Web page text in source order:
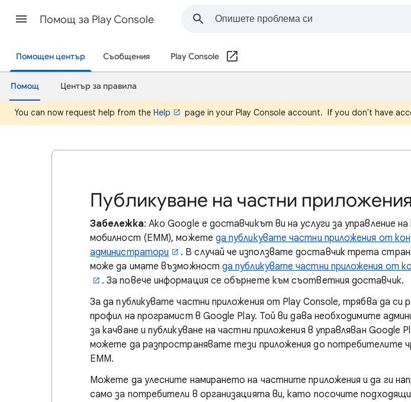
Помощ за Play Console
Помощен център Съобщения Play Console
Помощ Център за правила
You can now request help from the Help page in your Play Console account. If you don't have
Публикуване на частни приложения
Забележка: Ако Google е доставчикът ви на услуги за управление
мобилност (EMM), можете да публикувате частни приложения от
администратори
. В случай че използвате доставчик трета
може да имате възможностда публикувате частни приложения от
. За повече информация се обърнете към съответния доставчик.
За да публикувате частни приложения от Play Console, трябва да си
профил на програмист в Google Play. Той ви дава необходимите
за качване и публикуване на частни приложения в управляван Google
можете да разпространявате тези приложения до потребителите
EMM.
Можете да улесните намирането на частните приложения и да ги
само за потребители в организацията ви, като посочите